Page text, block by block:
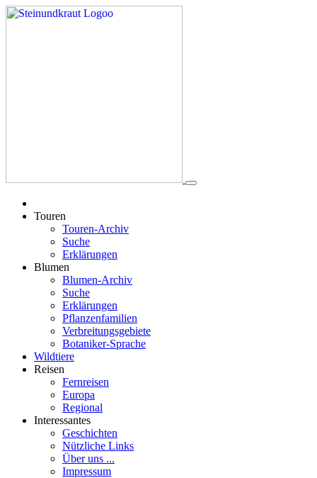
Touren
Touren-Archiv
Suche
Erklärungen
Blumen
Blumen-Archiv
Suche
Erklärungen
Pflanzenfamilien
Verbreitungsgebiete
Botaniker-Sprache
Wildtiere
Reisen
Fernreisen
Europa
Regional
Interessantes
Geschichten
Nützliche Links
Über uns ...
Impressum